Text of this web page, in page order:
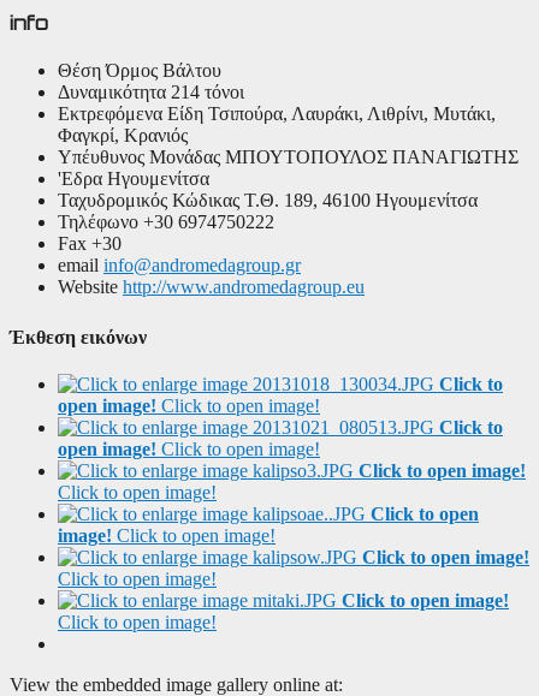
info
Θέση Όρμος Βάλτου
Δυναμικότητα 214 τόνοι
Εκτρεφόμενα Είδη Τσιπούρα, Λαυράκι, Λιθρίνι, Μυτάκι,
Φαγκρί, Κρανιός
Υπέυθυνος Μονάδας ΜΠΟΥΤΟΠΟΥΛΟΣ ΠΑΝΑΓΙΩΤΗΣ
'Εδρα Ηγουμενίτσα
Ταχυδρομικός Κώδικας Τ.Θ. 189, 46100 Ηγουμενίτσα
Τηλέφωνο +30 6974750222
Fax +30
email info@andromedagroup.gr
Website http://www.andromedagroup.eu
Έκθεση εικόνων
Click to
open image! Click to open image!
Click to
open image! Click to open image!
Click to open image!
Click to open image!
Click to open
image! Click to open image!
Click to open image!
Click to open image!
Click to open image!
Click to open image!
View the embedded image gallery online at: